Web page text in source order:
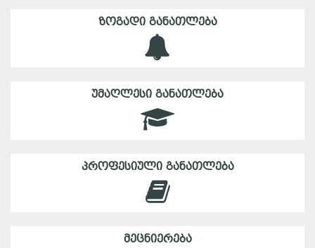
ᲖᲝᲒᲐᲓᲘ ᲒᲐᲜᲐᲗᲚᲔᲑᲐ
ᲣᲛᲐᲦᲚᲔᲡᲘ ᲒᲐᲜᲐᲗᲚᲔᲑᲐ
ᲞᲠᲝᲤᲔᲡᲘᲣᲚᲘ ᲒᲐᲜᲐᲗᲚᲔᲑᲐ
ᲛᲔᲪᲜᲘᲔᲠᲔᲑᲐ